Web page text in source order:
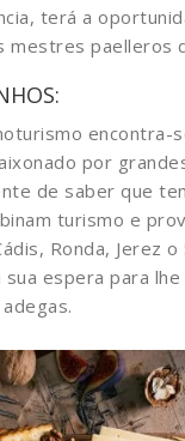
terá a
mestres paelleros
:
encontra-
por
de saber que
turismo e
Ronda, Jerez o
espera para